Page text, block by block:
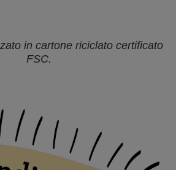
in cartone riciclato certificato
FSC.